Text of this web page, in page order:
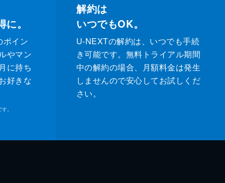
。
ポイン
やマン
に持ち
好きな
。
解約は
いつでもOK。
U-NEXTの解約は、いつでも手続
き可能です。無料トライアル期間
中の解約の場合、月額料金は発生
しませんので安心してお試しくだ
さい。